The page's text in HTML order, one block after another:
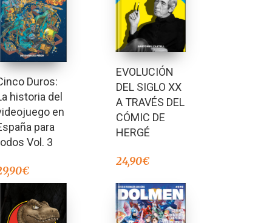
Duros:
historia del
en
para
Vol. 3
€
EVOLUCIÓN
DEL SIGLO XX
A TRAVÉS DEL
CÓMIC DE
HERGÉ
24,90€